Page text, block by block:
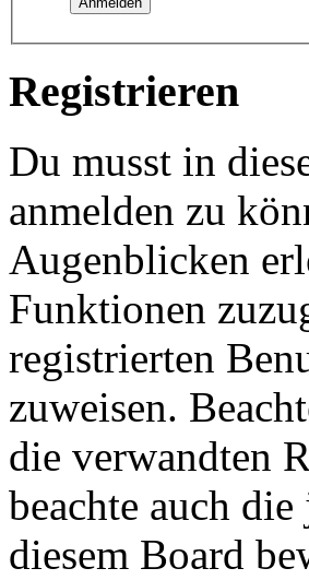
Registrieren
Du musst in
anmelden zu
Augenblicken
Funktionen
registrierten
zuweisen.
die verwandten
beachte auch
diesem Board